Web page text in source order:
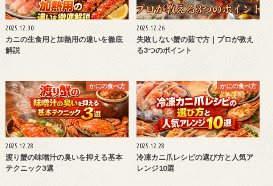
2025.12.30
カニの生食用と加熱用の違いを徹底
解説
2025.12.26
失敗しない蟹の茹で方｜プロが教え
る3つのポイント
かにの食べ方
2025.12.28
渡り蟹の味噌汁の臭いを抑える基本
テクニック3選
かにの食べ方
2025.12.28
冷凍カニ爪レシピの選び方と人気ア
レンジ10選